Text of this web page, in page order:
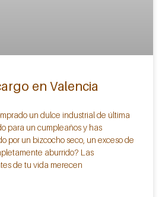
en Valencia
un dulce industrial de última
para un cumpleaños y has
por un bizcocho seco, un exceso de
aburrido? Las
de tu vida merecen